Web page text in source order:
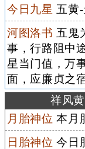
今日九星 五黄
河图洛书 五鬼
事，行路阻中
星当门值，万
面，应廉贞之
祥风
月胎神位 本月
日胎神位 今日